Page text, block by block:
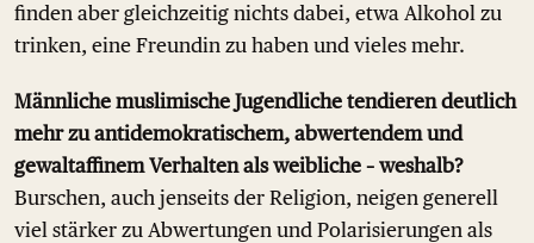
finden aber gleichzeitig nichts dabei, etwa Alkohol zu
trinken, eine Freundin zu haben und vieles mehr.
Männliche muslimische Jugendliche tendieren deutlich
mehr zu antidemokratischem, abwertendem und
gewaltaffinem Verhalten als weibliche – weshalb?
Burschen, auch jenseits der Religion, neigen generell
viel stärker zu Abwertungen und Polarisierungen als